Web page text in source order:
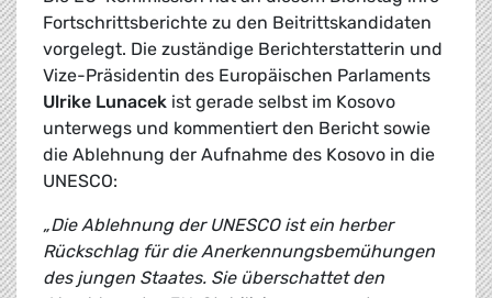
Fortschrittsberichte zu den Beitrittskandidaten
vorgelegt. Die zuständige Berichterstatterin und
Vize-Präsidentin des Europäischen Parlaments
Ulrike Lunacek ist gerade selbst im Kosovo
unterwegs und kommentiert den Bericht sowie
die Ablehnung der Aufnahme des Kosovo in die
UNESCO:
„Die Ablehnung der UNESCO ist ein herber
Rückschlag für die Anerkennungsbemühungen
des jungen Staates. Sie überschattet den